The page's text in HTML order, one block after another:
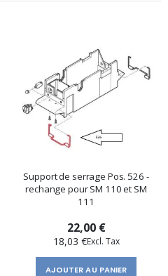
Support de serrage Pos. 526 -
rechange pour SM 110 et SM
111
22,00 €
18,03 €
AJOUTER AU PANIER